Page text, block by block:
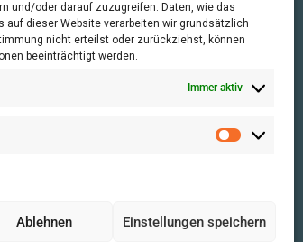
und/oder darauf zuzugreifen. Daten, wie das
auf dieser Website verarbeiten wir grundsätzlich
nicht erteilst oder zurückziehst, können
beeinträchtigt werden.
Immer aktiv
Ablehnen Einstellungen speichern